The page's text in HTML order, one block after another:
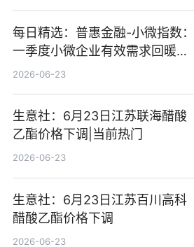
每日精选：普惠金融-小微指数：
一季度小微企业有效需求回暖，
金融服务迈向可持续发展新阶段
2026-06-23
生意社：6月23日江苏联海醋酸
乙酯价格下调|当前热门
2026-06-23
生意社：6月23日江苏百川高科
醋酸乙酯价格下调
2026-06-23